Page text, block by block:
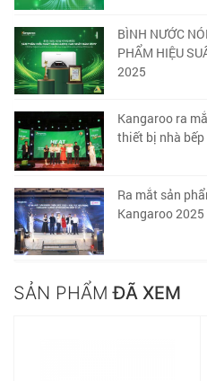
BÌNH NƯỚC
PHẨM HIỆU
2025
Kangaroo ra
thiết bị nhà
Ra mắt sản
Kangaroo
SẢN PHẨM ĐÃ XEM